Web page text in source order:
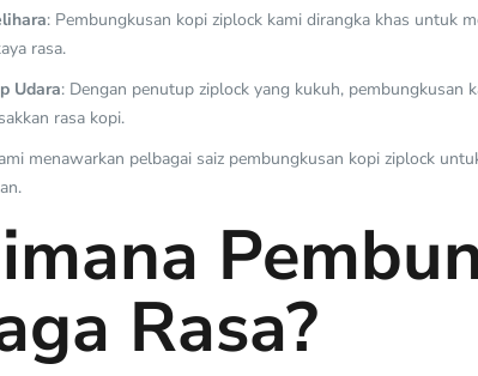
: Pembungkusan kopi ziplock kami dirangka khas untuk
rasa.
Udara: Dengan penutup ziplock yang kukuh, pembungkusan
rasa kopi.
menawarkan pelbagai saiz pembungkusan kopi ziplock
Rasa?